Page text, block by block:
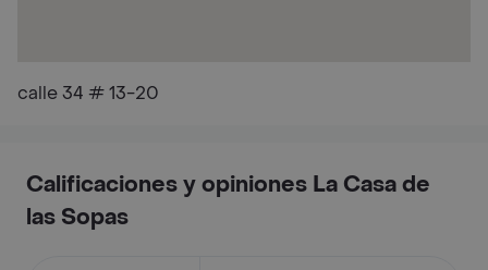
calle 34 # 13-20
Calificaciones y opiniones La Casa de
las Sopas